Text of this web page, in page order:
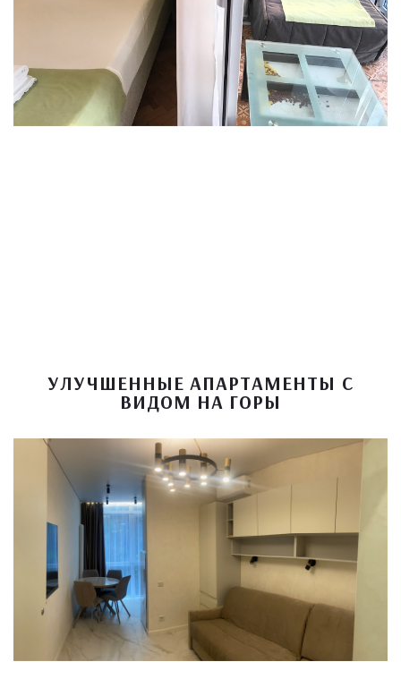
УЛУЧШЕННЫЕ АПАРТАМЕНТЫ С
ВИДОМ НА ГОРЫ